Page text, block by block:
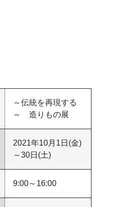
～伝統を再現する
～ 造りもの展
2021年10月1日(金)
～30日(土)
9:00～16:00